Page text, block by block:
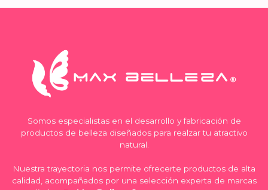
Somos especialistas en el desarrollo y fabricación de
productos de belleza diseñados para realzar tu atractivo
natural.
Nuestra trayectoria nos permite ofrecerte productos de alta
calidad, acompañados por una selección experta de marcas